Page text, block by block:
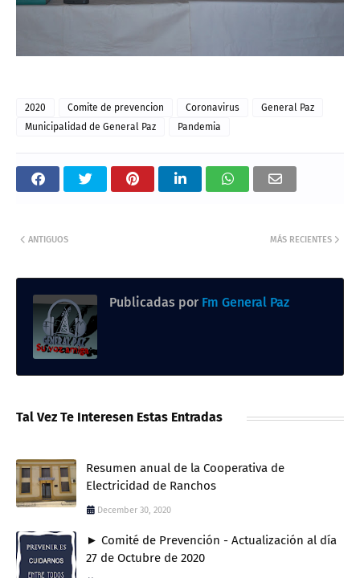
2020 Comite de prevencion Coronavirus
General Paz
Municipalidad de General Paz
Pandemia
MÁS RECIENTES
ANTIGUOS
Publicadas por Fm General Paz
Tal Vez Te Interesen Estas Entradas
Resumen anual de la Cooperativa de
Electricidad de Ranchos
December 30, 2020
► Comité de Prevención - Actualización al día
27 de Octubre de 2020